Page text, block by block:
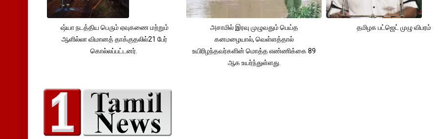
ஷ்யா நடத்திய பெரும் ஏவுகணை மற்றும்
ஆளில்லா விமானத் தாக்குதலில்21 பேர்
கொல்லப்பட்டனர்.
அசாமில் இரவு முழுவதும் பெய்த
கனமழையால், வெள்ளத்தால்
உயிரிழந்தவர்களின் மொத்த எண்ணிக்கை 89
ஆக உயர்ந்துள்ளது.
தமிழக பட்ஜெட் முழு விபரம்